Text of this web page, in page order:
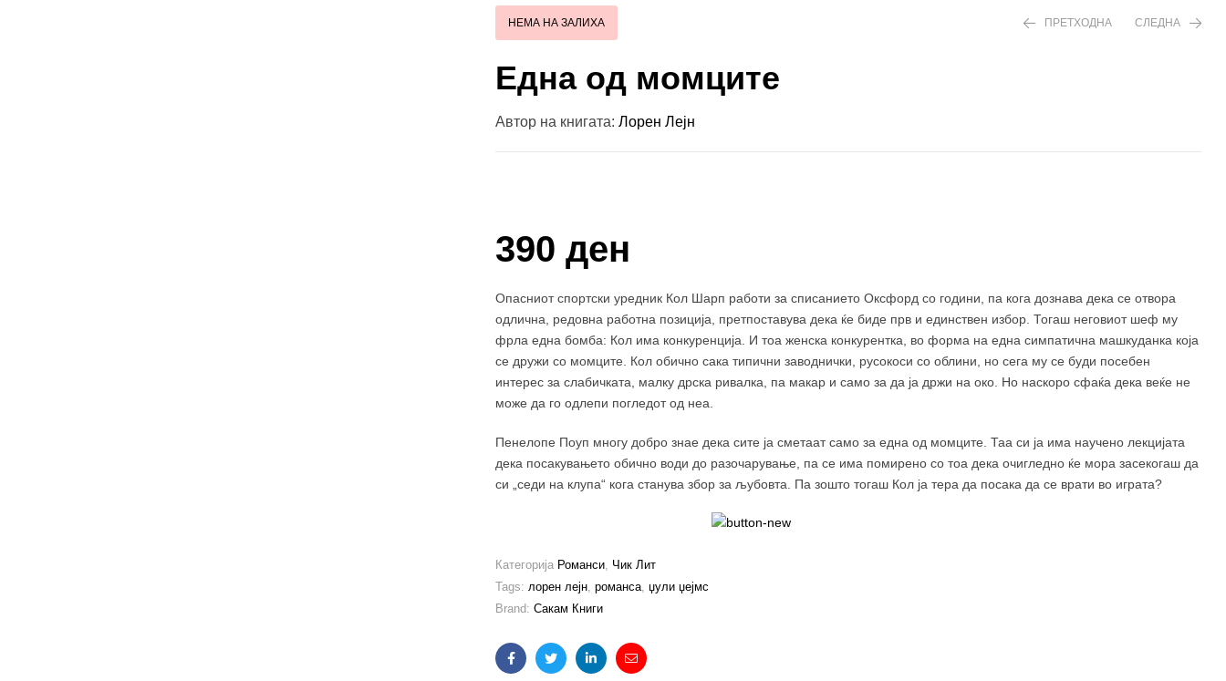
НЕМА НА ЗАЛИХА ПРЕТХОДНА СЛЕДНА
Една од момците
Автор на книгата: Лорен Лејн
390 ден
Опасниот спортски уредник Кол Шарп работи за списанието Оксфорд со години, па кога дознава дека се отвора
одлична, редовна работна позиција, претпоставува дека ќе биде прв и единствен избор. Тогаш неговиот шеф му
фрла една бомба: Кол има конкуренција. И тоа женска конкурентка, во форма на една симпатична машкуданка која
се дружи со момците. Кол обично сака типични заводнички, русокоси со облини, но сега му се буди посебен
интерес за слабичката, малку дрска ривалка, па макар и само за да ја држи на око. Но наскоро сфаќа дека веќе не
може да го одлепи погледот од неа.
Пенелопе Поуп многу добро знае дека сите ја сметаат само за една од момците. Таа си ја има научено лекцијата
дека посакувањето обично води до разочарување, па се има помирено со тоа дека очигледно ќе мора засекогаш да
си „седи на клупа“ кога станува збор за љубовта. Па зошто тогаш Кол ја тера да посака да се врати во играта?
Категорија Романси, Чик Лит
Tags: лорен лејн, романса, џули џејмс
Brand: Сакам Книги
FacebookTwitterLinkedinEmail